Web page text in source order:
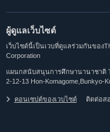
ผู้ดูแลเว็บไซต์
เว็บไซต์นี้เป็นเวบที่ดูแลร่วมกันของ
Corporation
แผนกสนับสนุนการศึกษานานาชาติ
2-12-13 Hon-Komagome,Bunkyo-
คอนเซปต์ของเวบไซต์ ติดต่อส